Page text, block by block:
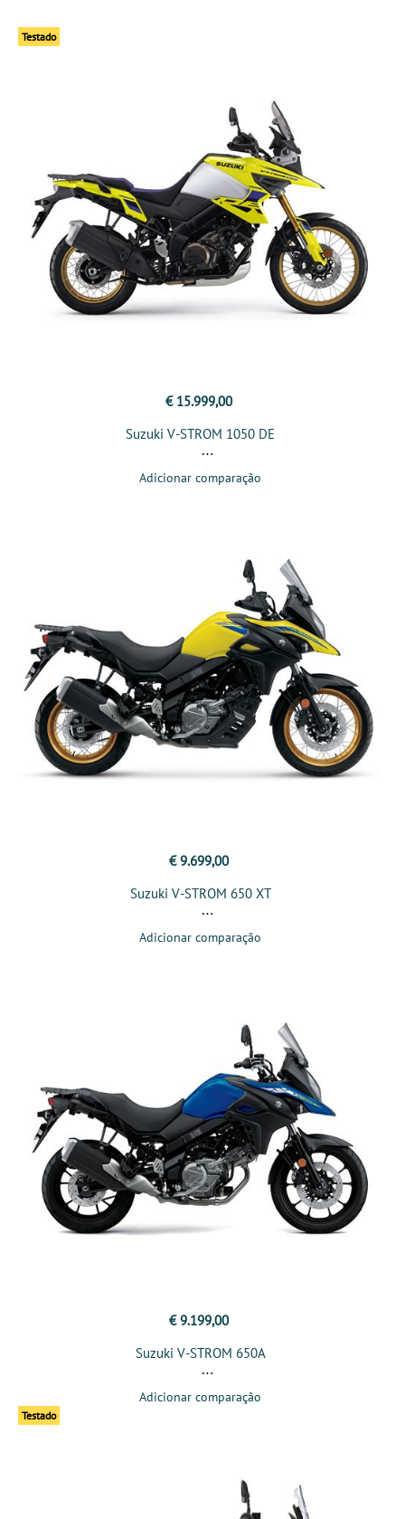
Testado
€ 15.999,00
Suzuki V-STROM 1050 DE
Adicionar comparação
€ 9.699,00
Suzuki V-STROM 650 XT
Adicionar comparação
€ 9.199,00
Suzuki V-STROM 650A
Adicionar comparação
Testado